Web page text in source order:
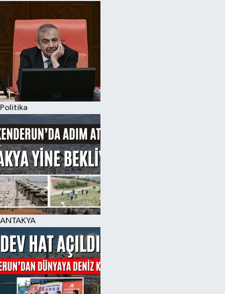
Politika
ANTAKYA